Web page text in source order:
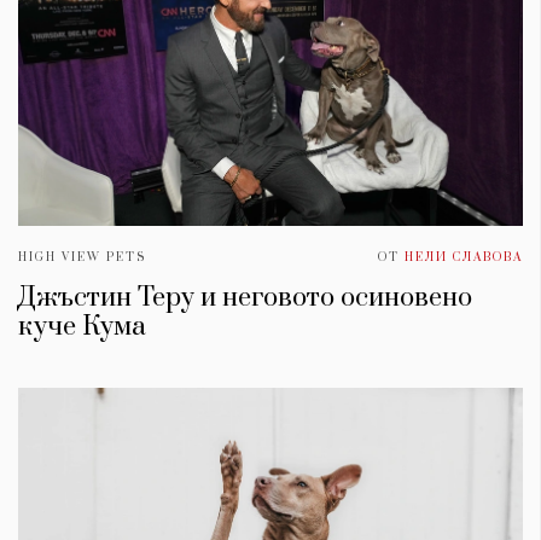
HIGH VIEW PETS ОТ НЕЛИ СЛАВОВА
Джъстин Теру и неговото осиновено
куче Кума